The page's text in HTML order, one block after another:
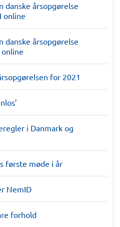
danske årsopgørelse
online
danske årsopgørelse
online
for 2021
i Danmark og
første møde i år
NemID
forhold